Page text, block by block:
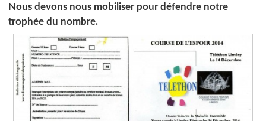
Nous devons nous mobiliser pour défendre notre
trophée du nombre.